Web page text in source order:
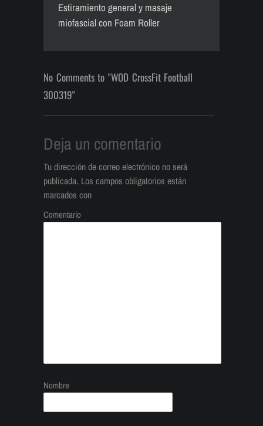
Estiramiento general y masaje
miofascial con Foam Roller
No Comments to "WOD CrossFit Football
300319"
Deja un comentario
Tu dirección de correo electrónico no será
publicada. Los campos obligatorios están
marcados con
Comentario
Nombre